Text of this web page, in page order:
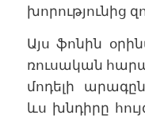
խորությունից
Այս ֆոնին
ռուսական
մոդելի
ևս խնդիրը